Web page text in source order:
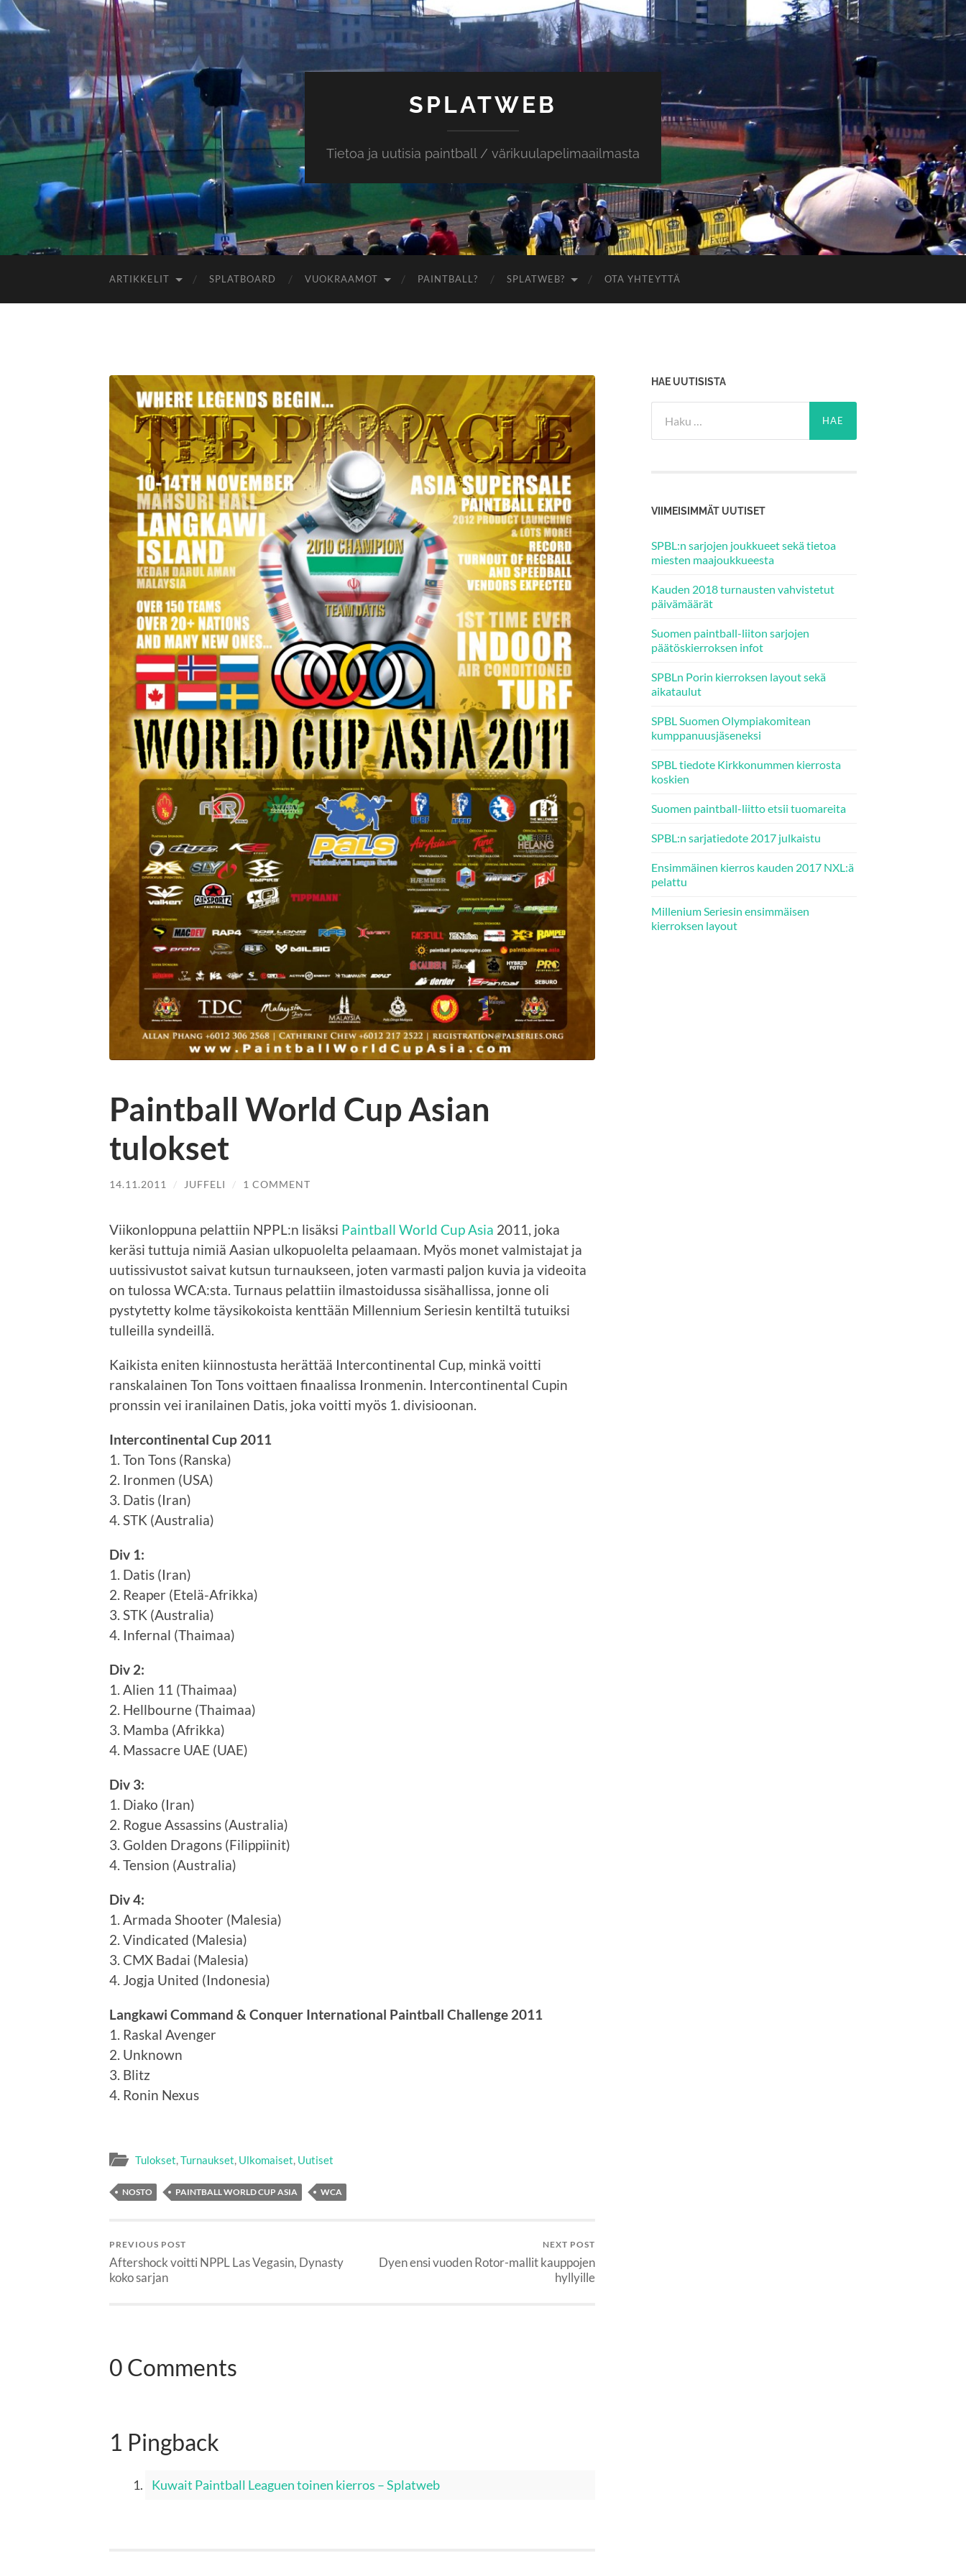
SPLATWEB
Tietoa ja uutisia paintball / värikuulapelimaailmasta
ARTIKKELIT SPLATBOARD VUOKRAAMOT PAINTBALL? SPLATWEB? OTA YHTEYTTÄ
Paintball World Cup Asian
tulokset
14.11.2011 / JUFFELI / 1 COMMENT
Viikonloppuna pelattiin NPPL:n lisäksi Paintball World Cup Asia 2011, joka
keräsi tuttuja nimiä Aasian ulkopuolelta pelaamaan. Myös monet valmistajat ja
uutissivustot saivat kutsun turnaukseen, joten varmasti paljon kuvia ja videoita
on tulossa WCA:sta. Turnaus pelattiin ilmastoidussa sisähallissa, jonne oli
pystytetty kolme täysikokoista kenttään Millennium Seriesin kentiltä tutuiksi
tulleilla syndeillä.
Kaikista eniten kiinnostusta herättää Intercontinental Cup, minkä voitti
ranskalainen Ton Tons voittaen finaalissa Ironmenin. Intercontinental Cupin
pronssin vei iranilainen Datis, joka voitti myös 1. divisioonan.
Intercontinental Cup 2011
1. Ton Tons (Ranska)
2. Ironmen (USA)
3. Datis (Iran)
4. STK (Australia)
Div 1:
1. Datis (Iran)
2. Reaper (Etelä-Afrikka)
3. STK (Australia)
4. Infernal (Thaimaa)
Div 2:
1. Alien 11 (Thaimaa)
2. Hellbourne (Thaimaa)
3. Mamba (Afrikka)
4. Massacre UAE (UAE)
Div 3:
1. Diako (Iran)
2. Rogue Assassins (Australia)
3. Golden Dragons (Filippiinit)
4. Tension (Australia)
Div 4:
1. Armada Shooter (Malesia)
2. Vindicated (Malesia)
3. CMX Badai (Malesia)
4. Jogja United (Indonesia)
Langkawi Command & Conquer International Paintball Challenge 2011
1. Raskal Avenger
2. Unknown
3. Blitz
4. Ronin Nexus
Tulokset,Turnaukset, Ulkomaiset, Uutiset
NOSTO PAINTBALL WORLD CUP ASIA WCA
PREVIOUS POST
Aftershock voitti NPPL Las Vegasin, Dynasty
koko sarjan
NEXT POST
Dyen ensi vuoden Rotor-mallit kauppojen
hyllyille
0 Comments
1 Pingback
Kuwait Paintball Leaguen toinen kierros – Splatweb
HAE UUTISISTA
VIIMEISIMMÄT UUTISET
SPBL:n sarjojen joukkueet sekä tietoa
miesten maajoukkueesta
Kauden 2018 turnausten vahvistetut
päivämäärät
Suomen paintball-liiton sarjojen
päätöskierroksen infot
SPBLn Porin kierroksen layout sekä
aikataulut
SPBL Suomen Olympiakomitean
kumppanuusjäseneksi
SPBL tiedote Kirkkonummen kierrosta
koskien
Suomen paintball-liitto etsii tuomareita
SPBL:n sarjatiedote 2017 julkaistu
Ensimmäinen kierros kauden 2017 NXL:ä
pelattu
Millenium Seriesin ensimmäisen
kierroksen layout